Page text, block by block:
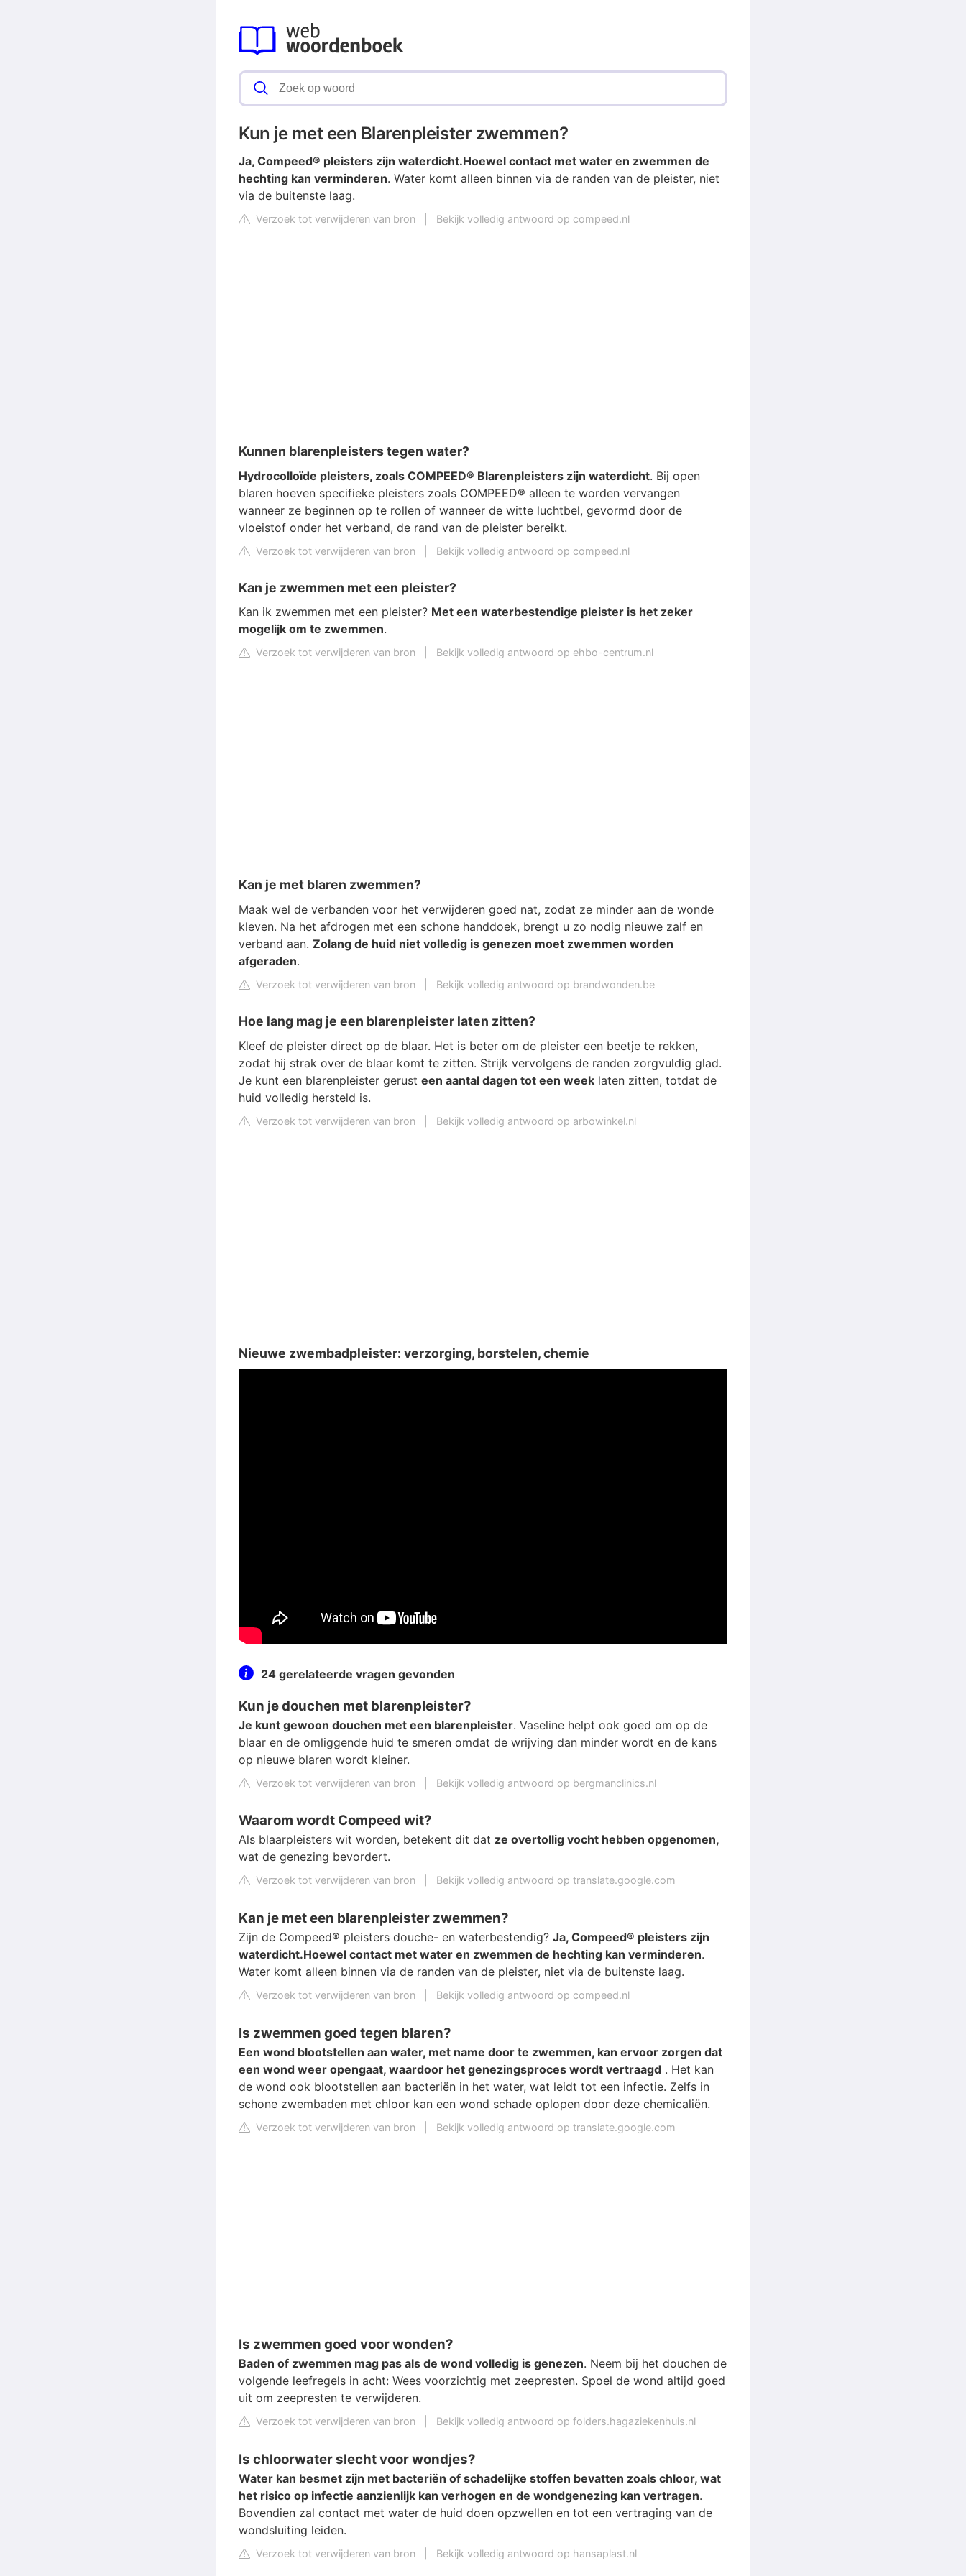
Kun je met een Blarenpleister zwemmen?
Ja, Compeed® pleisters zijn waterdicht.Hoewel contact met water en zwemmen de
hechting kan verminderen. Water komt alleen binnen via de randen van de pleister, niet
via de buitenste laag.
Verzoek tot verwijderen van bron Bekijk volledig antwoord op compeed.nl
Kunnen blarenpleisters tegen water?
Hydrocolloïde pleisters, zoals COMPEED® Blarenpleisters zijn waterdicht. Bij open
blaren hoeven specifieke pleisters zoals COMPEED® alleen te worden vervangen
wanneer ze beginnen op te rollen of wanneer de witte luchtbel, gevormd door de
vloeistof onder het verband, de rand van de pleister bereikt.
Verzoek tot verwijderen van bron Bekijk volledig antwoord op compeed.nl
Kan je zwemmen met een pleister?
Kan ik zwemmen met een pleister? Met een waterbestendige pleister is het zeker
mogelijk om te zwemmen.
Verzoek tot verwijderen van bron Bekijk volledig antwoord op ehbo-centrum.nl
Kan je met blaren zwemmen?
Maak wel de verbanden voor het verwijderen goed nat, zodat ze minder aan de wonde
kleven. Na het afdrogen met een schone handdoek, brengt u zo nodig nieuwe zalf en
verband aan. Zolang de huid niet volledig is genezen moet zwemmen worden
afgeraden.
Verzoek tot verwijderen van bron Bekijk volledig antwoord op brandwonden.be
Hoe lang mag je een blarenpleister laten zitten?
Kleef de pleister direct op de blaar. Het is beter om de pleister een beetje te rekken,
zodat hij strak over de blaar komt te zitten. Strijk vervolgens de randen zorgvuldig glad.
Je kunt een blarenpleister gerust een aantal dagen tot een week laten zitten, totdat de
huid volledig hersteld is.
Verzoek tot verwijderen van bron Bekijk volledig antwoord op arbowinkel.nl
Nieuwe zwembadpleister: verzorging, borstelen, chemie
24 gerelateerde vragen gevonden
Kun je douchen met blarenpleister?
Je kunt gewoon douchen met een blarenpleister. Vaseline helpt ook goed om op de
blaar en de omliggende huid te smeren omdat de wrijving dan minder wordt en de kans
op nieuwe blaren wordt kleiner.
Verzoek tot verwijderen van bron Bekijk volledig antwoord op bergmanclinics.nl
Waarom wordt Compeed wit?
Als blaarpleisters wit worden, betekent dit dat ze overtollig vocht hebben opgenomen,
wat de genezing bevordert.
Verzoek tot verwijderen van bron Bekijk volledig antwoord op translate.google.com
Kan je met een blarenpleister zwemmen?
Zijn de Compeed® pleisters douche- en waterbestendig? Ja, Compeed® pleisters zijn
waterdicht.Hoewel contact met water en zwemmen de hechting kan verminderen.
Water komt alleen binnen via de randen van de pleister, niet via de buitenste laag.
Verzoek tot verwijderen van bron Bekijk volledig antwoord op compeed.nl
Is zwemmen goed tegen blaren?
Een wond blootstellen aan water, met name door te zwemmen, kan ervoor zorgen dat
een wond weer opengaat, waardoor het genezingsproces wordt vertraagd . Het kan
de wond ook blootstellen aan bacteriën in het water, wat leidt tot een infectie. Zelfs in
schone zwembaden met chloor kan een wond schade oplopen door deze chemicaliën.
Verzoek tot verwijderen van bron Bekijk volledig antwoord op translate.google.com
Is zwemmen goed voor wonden?
Baden of zwemmen mag pas als de wond volledig is genezen. Neem bij het douchen de
volgende leefregels in acht: Wees voorzichtig met zeepresten. Spoel de wond altijd goed
uit om zeepresten te verwijderen.
Verzoek tot verwijderen van bron Bekijk volledig antwoord op folders.hagaziekenhuis.nl
Is chloorwater slecht voor wondjes?
Water kan besmet zijn met bacteriën of schadelijke stoffen bevatten zoals chloor, wat
het risico op infectie aanzienlijk kan verhogen en de wondgenezing kan vertragen.
Bovendien zal contact met water de huid doen opzwellen en tot een vertraging van de
wondsluiting leiden.
Verzoek tot verwijderen van bron Bekijk volledig antwoord op hansaplast.nl